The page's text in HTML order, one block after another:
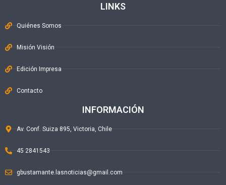
LINKS
Quiénes Somos
Misión Visión
Edición Impresa
Contacto
INFORMACIÓN
Av. Conf. Suiza 895, Victoria, Chile
45 2841543
gbustamante.lasnoticias@gmail.com